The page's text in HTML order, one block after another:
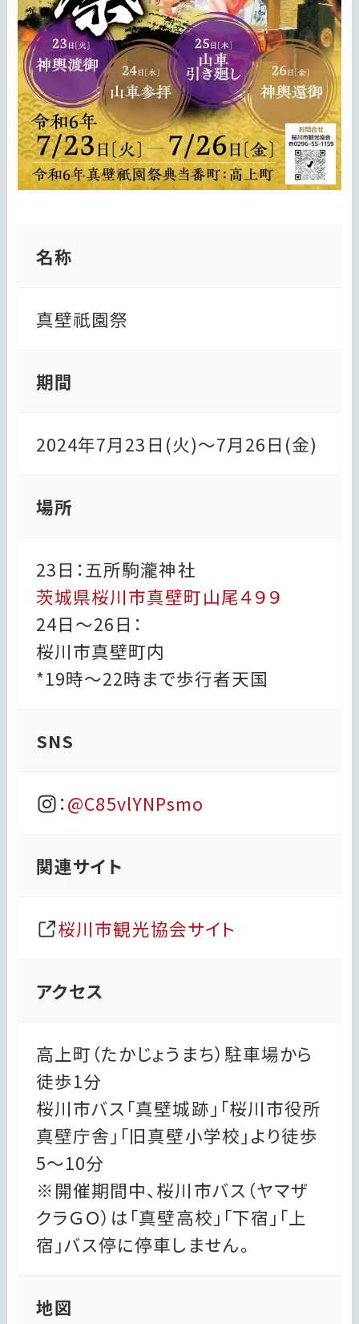
名称
真壁祇園祭
期間
2024年7月23日(火)～7月26日(金)
場所
23日：五所駒瀧神社
茨城県桜川市真壁町山尾４９９
24日〜26日：
桜川市真壁町内
*19時～22時まで歩行者天国
SNS
：@C85vlYNPsmo
関連サイト
桜川市観光協会サイト
アクセス
高上町（たかじょうまち）駐車場から
徒歩1分
桜川市バス「真壁城跡」「桜川市役所
真壁庁舎」「旧真壁小学校」より徒歩
5～10分
※開催期間中、桜川市バス（ヤマザ
クラＧＯ）は「真壁高校」「下宿」「上
宿」バス停に停車しません。
地図